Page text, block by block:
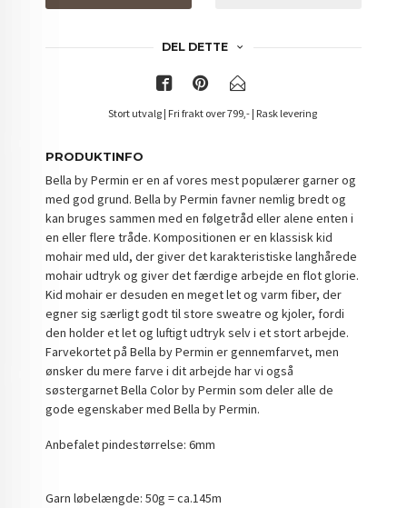
DEL DETTE
Stort utvalg | Fri frakt over 799,- | Rask levering
PRODUKTINFO
Bella by Permin er en af vores mest populærer garner og
med god grund. Bella by Permin favner nemlig bredt og
kan bruges sammen med en følgetråd eller alene enten i
en eller flere tråde. Kompositionen er en klassisk kid
mohair med uld, der giver det karakteristiske langhårede
mohair udtryk og giver det færdige arbejde en flot glorie.
Kid mohair er desuden en meget let og varm fiber, der
egner sig særligt godt til store sweatre og kjoler, fordi
den holder et let og luftigt udtryk selv i et stort arbejde.
Farvekortet på Bella by Permin er gennemfarvet, men
ønsker du mere farve i dit arbejde har vi også
søstergarnet Bella Color by Permin som deler alle de
gode egenskaber med Bella by Permin.
Anbefalet pindestørrelse: 6mm
Garn løbelængde: 50g = ca.145m